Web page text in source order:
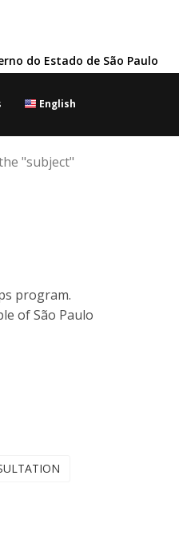
do Estado de São Paulo
English
"subject"
program.
of São Paulo